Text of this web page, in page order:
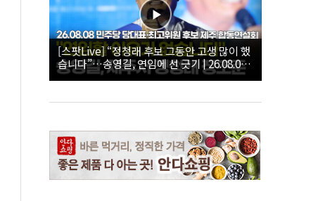
[스팟Live] “정청래 후보 그동안 고생 많이 했
습니다”…송영길, 연임에 선 긋기 | 26.08.08
더불어민주당 당대표·최고위원 후보 제주 합